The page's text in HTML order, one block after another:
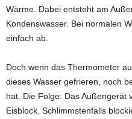
Wärme. Dabei entsteht am
Kondenswasser. Bei normalen
einfach ab.
Doch wenn das Thermometer
dieses Wasser gefrieren, noch
hat. Die Folge: Das Außengerät
Eisblock. Schlimmstenfalls